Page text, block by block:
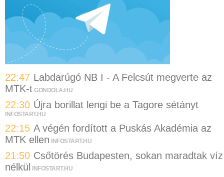
22:47 Labdarúgó NB I - A Felcsút megverte az
MTK-t GONDOLA.HU
22:30 Újra borillat lengi be a Tagore sétányt
INFOSTART.HU
22:15 A végén fordított a Puskás Akadémia az
MTK ellen INFOSTART.HU
21:50 Csőtörés Budapesten, sokan maradtak víz
nélkül
INFOSTART.HU